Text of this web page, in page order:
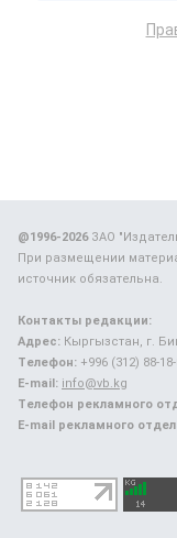
@1996-2026ЗАО
При размещении
источник обязательна.
Контакты редакции:
Адрес: Кыргызстан, г.
Телефон: +996 (312) 88-
E-mail: info@vb.kg
Телефон рекламного
E-mail рекламного